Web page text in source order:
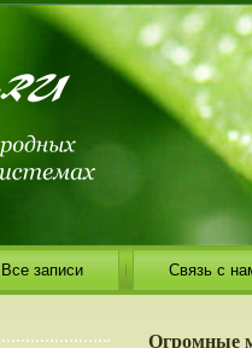
Все записи Связь с
Огромные